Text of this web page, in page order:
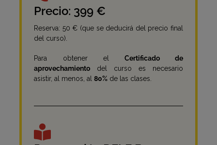
Precio: 399 €
Reserva: 50 € (que se deducirá del precio final
del curso).
Para obtener el Certificado de
aprovechamiento del curso es necesario
asistir, al menos, al 80% de las clases.